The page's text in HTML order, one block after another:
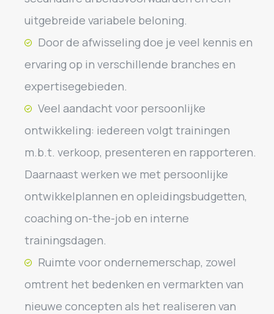
uitgebreide variabele beloning.
Door de afwisseling doe je veel kennis en
ervaring op in verschillende branches en
expertisegebieden.
Veel aandacht voor persoonlijke
ontwikkeling: iedereen volgt trainingen
m.b.t. verkoop, presenteren en rapporteren.
Daarnaast werken we met persoonlijke
ontwikkelplannen en opleidingsbudgetten,
coaching on-the-job en interne
trainingsdagen.
Ruimte voor ondernemerschap, zowel
omtrent het bedenken en vermarkten van
nieuwe concepten als het realiseren van